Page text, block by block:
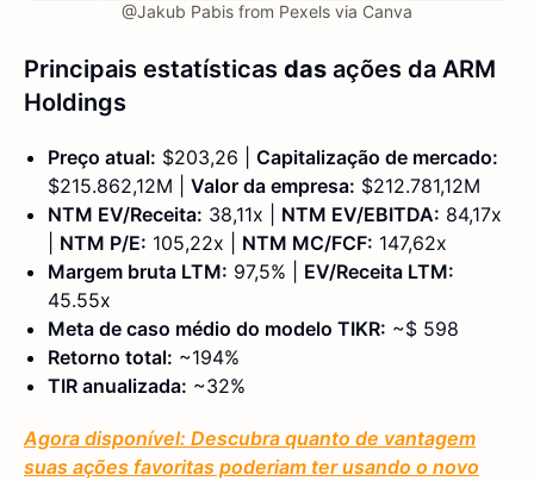
@Jakub Pabis from Pexels via Canva
Principais estatísticas das ações da ARM
Holdings
Preço atual: $203,26 | Capitalização de mercado:
$215.862,12M | Valor da empresa: $212.781,12M
NTM EV/Receita: 38,11x | NTM EV/EBITDA: 84,17x
NTM P/E: 105,22x | NTM MC/FCF: 147,62x
Margem bruta LTM: 97,5% | EV/Receita LTM:
45.55x
Meta de caso médio do modelo TIKR: ~$ 598
Retorno total: ~194%
TIR anualizada: ~32%
Agora disponível: Descubra quanto de vantagem
suas ações favoritas poderiam ter usando o novo